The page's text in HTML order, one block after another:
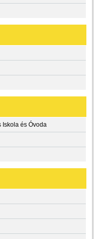
Iskola és Óvoda